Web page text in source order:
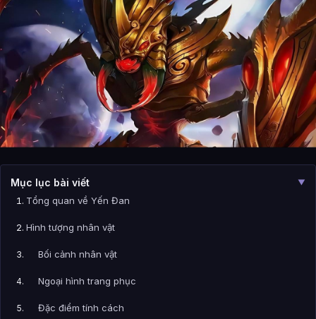
Mục lục bài viết ▼
Tổng quan về Yến Đan
Hình tượng nhân vật
Bối cảnh nhân vật
Ngoại hình trang phục
Đặc điểm tính cách